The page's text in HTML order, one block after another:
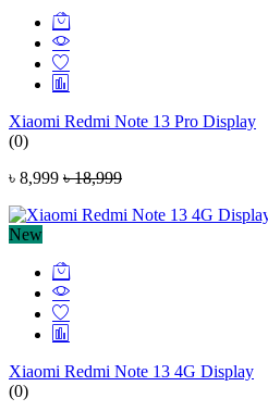
Xiaomi Redmi Note 13 Pro Display
(0)
৳ 8,999 ৳ 18,999
New
Xiaomi Redmi Note 13 4G Display
(0)